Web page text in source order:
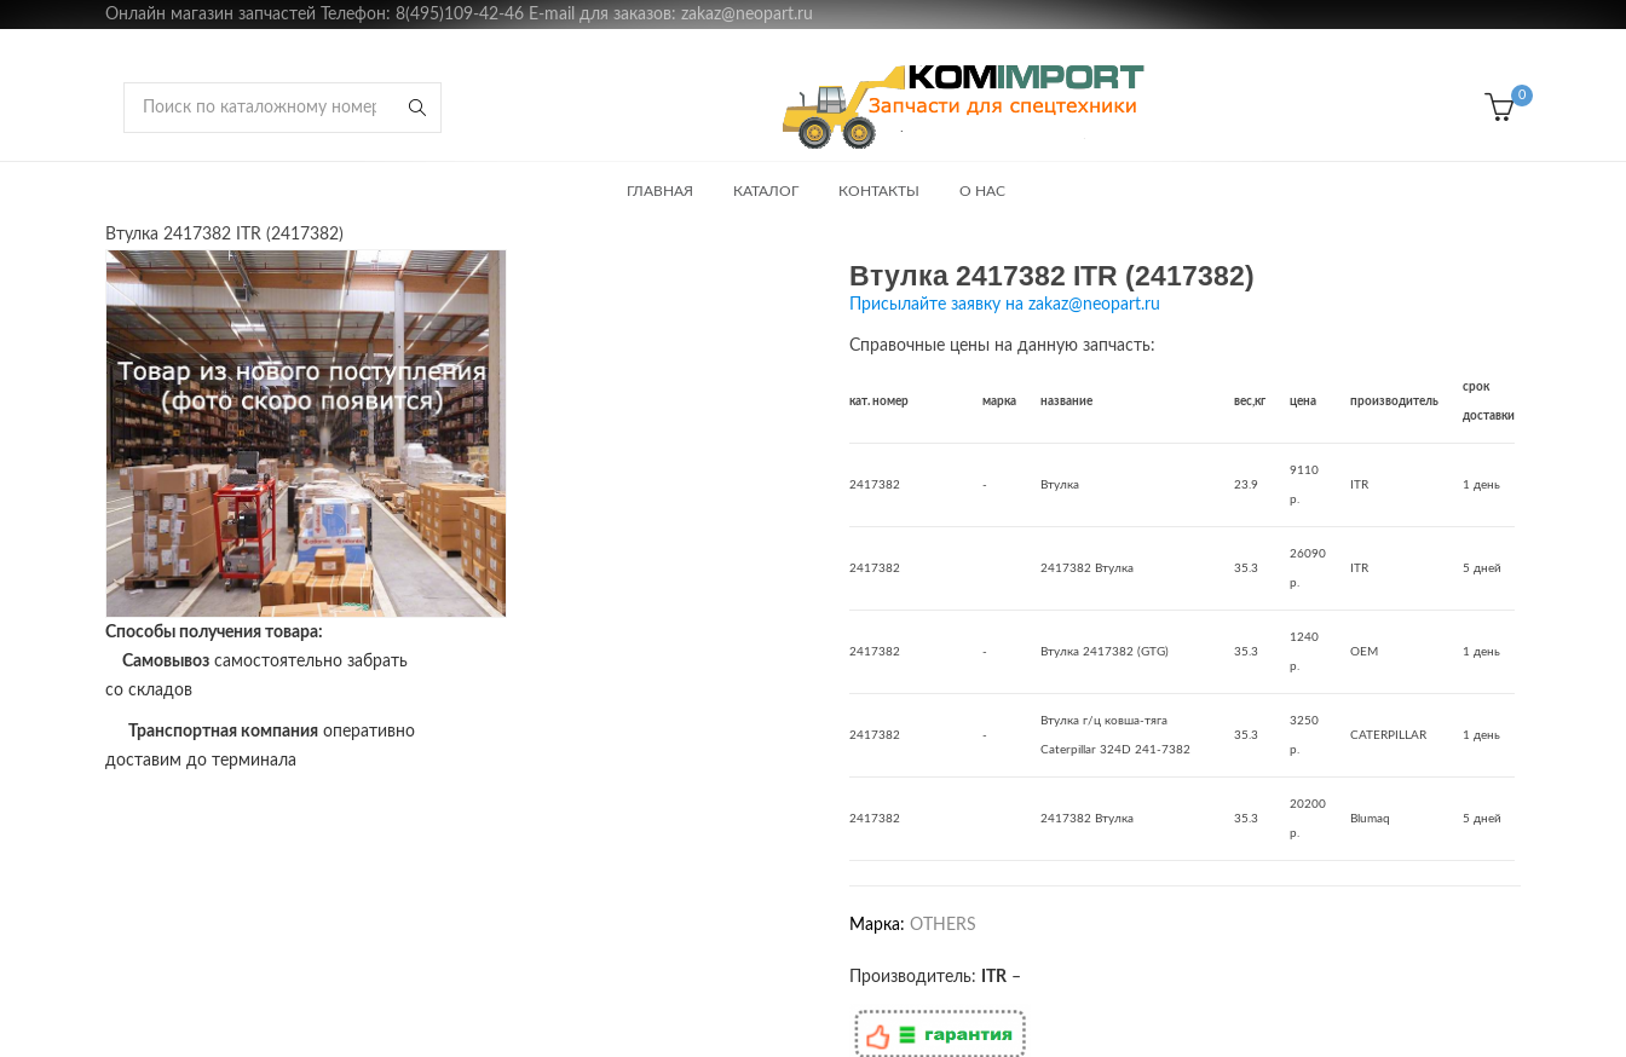
Онлайн магазин запчастей Телефон: 8(495)109-42-46 E-mail для заказов: zakaz@neopart.ru
0
ГЛАВНАЯ КАТАЛОГ КОНТАКТЫ О НАС
Втулка 2417382 ITR (2417382)
Способы получения товара:
Самовывоз самостоятельно забрать
со складов
Транспортная компания оперативно
доставим до терминала
Втулка 2417382 ITR (2417382)
Присылайте заявку на zakaz@neopart.ru
Справочные цены на данную запчасть:
кат. номер марка название вес,кг цена производитель
срок
доставки
2417382 - Втулка 23.9
9110
р.
ITR 1 день
2417382 2417382 Втулка 35.3
26090
р.
ITR 5 дней
2417382 - Втулка 2417382 (GTG) 35.3
1240
р.
OEM 1 день
2417382 -
Втулка г/ц ковша-тяга
Caterpillar 324D 241-7382
35.3
3250
р.
CATERPILLAR 1 день
2417382 2417382 Втулка 35.3
20200
р.
Blumaq 5 дней
Марка: OTHERS
Производитель: ITR –